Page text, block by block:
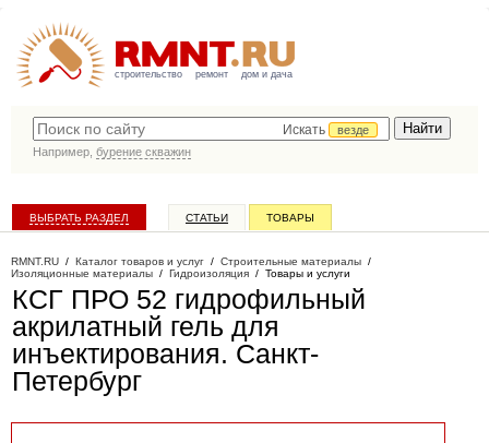
строительство ремонт дом и дача
Искать
везде
Например, бурение скважин
ВЫБРАТЬ РАЗДЕЛ СТАТЬИ ТОВАРЫ
RMNT.RU / Каталог товаров и услуг / Строительные материалы /
Изоляционные материалы / Гидроизоляция / Товары и услуги
КСГ ПРО 52 гидрофильный
акрилатный гель для
инъектирования. Санкт-
Петербург